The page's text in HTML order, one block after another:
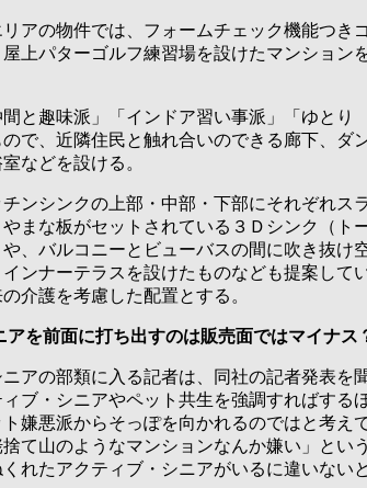
アの物件では、フォームチェック機能つき
上パターゴルフ練習場を設けたマンション
と趣味派」「インドア習い事派」「ゆとり
で、近隣住民と触れ合いのできる廊下、ダ
などを設ける。
ンシンクの上部・中部・下部にそれぞれス
まな板がセットされている３Ｄシンク（ト
、バルコニーとビューバスの間に吹き抜け
ンナーテラスを設けたものなども提案して
介護を考慮した配置とする。
アを前面に打ち出すのは販売面ではマイナス
アの部類に入る記者は、同社の記者発表を
ブ・シニアやペット共生を強調すればする
嫌悪派からそっぽを向かれるのではと考え
て山のようなマンションなんか嫌い」という
れたアクティブ・シニアがいるに違いないと